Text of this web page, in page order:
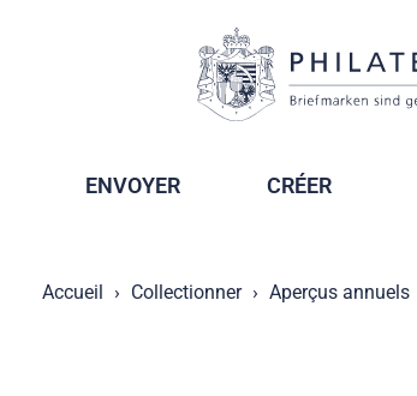
ENVOYER CRÉER
Accueil Collectionner Aperçus annuels